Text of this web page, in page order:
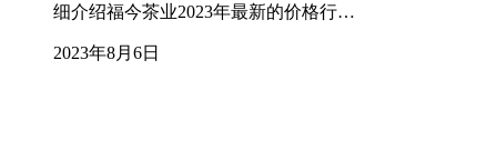
细介绍福今茶业2023年最新的价格行…
2023年8月6日